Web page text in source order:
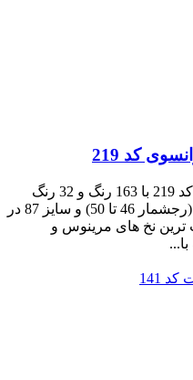
کد 219
نخ و نقشه تابلوفرش دستباف طرح کد 219 با 163 رنگ و 32 رنگ
ابریشم به ابعاد 570 رج در 850 گره (رجشمار 46 تا 50) و سایز 87 در
ترین نخ های مرینوس و